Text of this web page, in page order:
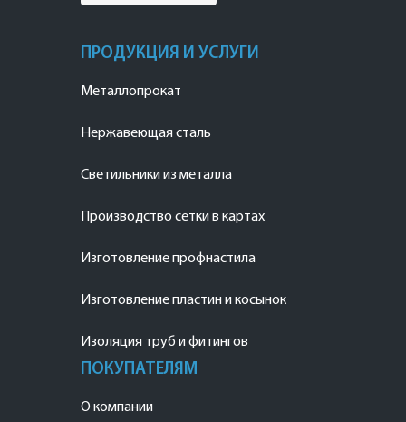
ПРОДУКЦИЯ И УСЛУГИ
Металлопрокат
Нержавеющая сталь
Светильники из металла
Производство сетки в картах
Изготовление профнастила
Изготовление пластин и косынок
Изоляция труб и фитингов
ПОКУПАТЕЛЯМ
О компании